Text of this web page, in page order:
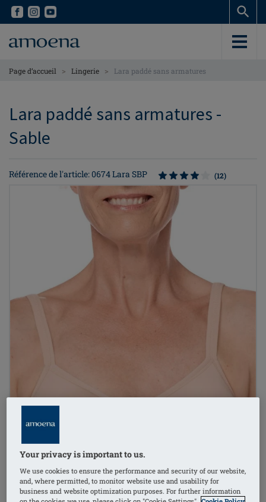
Skip
content
Skip
content
Page d’accueil > Lingerie > Lara paddé sans armatures
Lara paddé sans armatures -
Sable
Référence de l'article: 0674 Lara SBP (12)
Your privacy is important to us.
We use cookies to ensure the performance and security of our website,
and, where permitted, to monitor website use and usability for
business and website optimization purposes. For further information